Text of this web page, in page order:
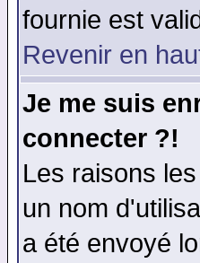
fournie est
Revenir en
Je me suis
connecter ?!
Les raisons
un nom
a été envoyé